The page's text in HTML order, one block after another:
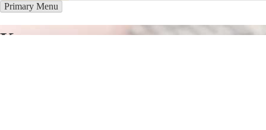
Primary Menu
Курсы программирования в